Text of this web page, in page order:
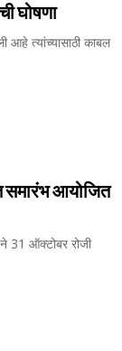
घोषणा
आहे त्यांच्यासाठी काबल
समारंभ आयोजित
ने 31 ऑक्टोबर रोजी